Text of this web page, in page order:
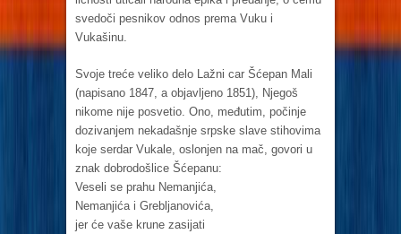
svedoči pesnikov odnos prema Vuku i
Vukašinu.
Svoje treće veliko delo Lažni car Šćepan Mali
(napisano 1847, a objavljeno 1851), Njegoš
nikome nije posvetio. Ono, međutim, počinje
dozivanjem nekadašnje srpske slave stihovima
koje serdar Vukale, oslonjen na mač, govori u
znak dobrodošlice Šćepanu:
Veseli se prahu Nemanjića,
Nemanjića i Grebljanovića,
jer će vaše krune zasijati